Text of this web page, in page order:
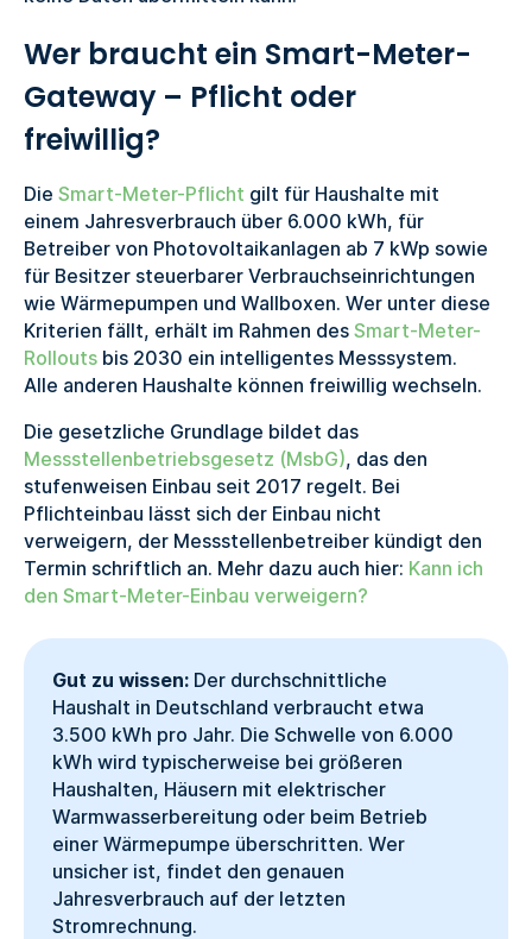
Wer braucht ein Smart-Meter-
Gateway – Pflicht oder
freiwillig?
Die Smart-Meter-Pflicht gilt für Haushalte mit
einem Jahresverbrauch über 6.000 kWh, für
Betreiber von Photovoltaikanlagen ab 7 kWp sowie
für Besitzer steuerbarer Verbrauchseinrichtungen
wie Wärmepumpen und Wallboxen. Wer unter diese
Kriterien fällt, erhält im Rahmen des Smart-Meter-
Rolloutsbis 2030 ein intelligentes Messsystem.
Alle anderen Haushalte können freiwillig wechseln.
Die gesetzliche Grundlage bildet das
Messstellenbetriebsgesetz (MsbG), das den
stufenweisen Einbau seit 2017 regelt. Bei
Pflichteinbau lässt sich der Einbau nicht
verweigern, der Messstellenbetreiber kündigt den
Termin schriftlich an. Mehr dazu auch hier: Kann ich
den Smart-Meter-Einbau verweigern?
Gut zu wissen:Der durchschnittliche
Haushalt in Deutschland verbraucht etwa
3.500 kWh pro Jahr. Die Schwelle von 6.000
kWh wird typischerweise bei größeren
Haushalten, Häusern mit elektrischer
Warmwasserbereitung oder beim Betrieb
einer Wärmepumpe überschritten. Wer
unsicher ist, findet den genauen
Jahresverbrauch auf der letzten
Stromrechnung.